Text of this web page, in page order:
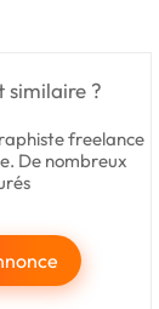
similaire ?
freelance
De nombreux